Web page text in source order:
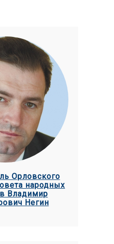
Орловского
народных
Владимир
Негин